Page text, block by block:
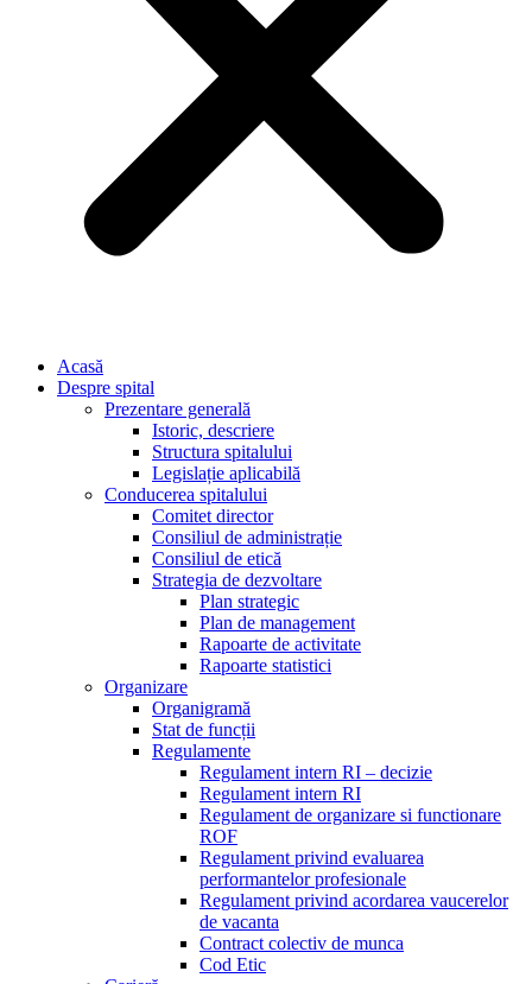
Acasă
Despre spital
Prezentare generală
Istoric, descriere
Structura spitalului
Legislație aplicabilă
Conducerea spitalului
Comitet director
Consiliul de administrație
Consiliul de etică
Strategia de dezvoltare
Plan strategic
Plan de management
Rapoarte de activitate
Rapoarte statistici
Organizare
Organigramă
Stat de funcții
Regulamente
Regulament intern RI – decizie
Regulament intern RI
Regulament de organizare si functionare
ROF
Regulament privind evaluarea
performantelor profesionale
Regulament privind acordarea vaucerelor
de vacanta
Contract colectiv de munca
Cod Etic